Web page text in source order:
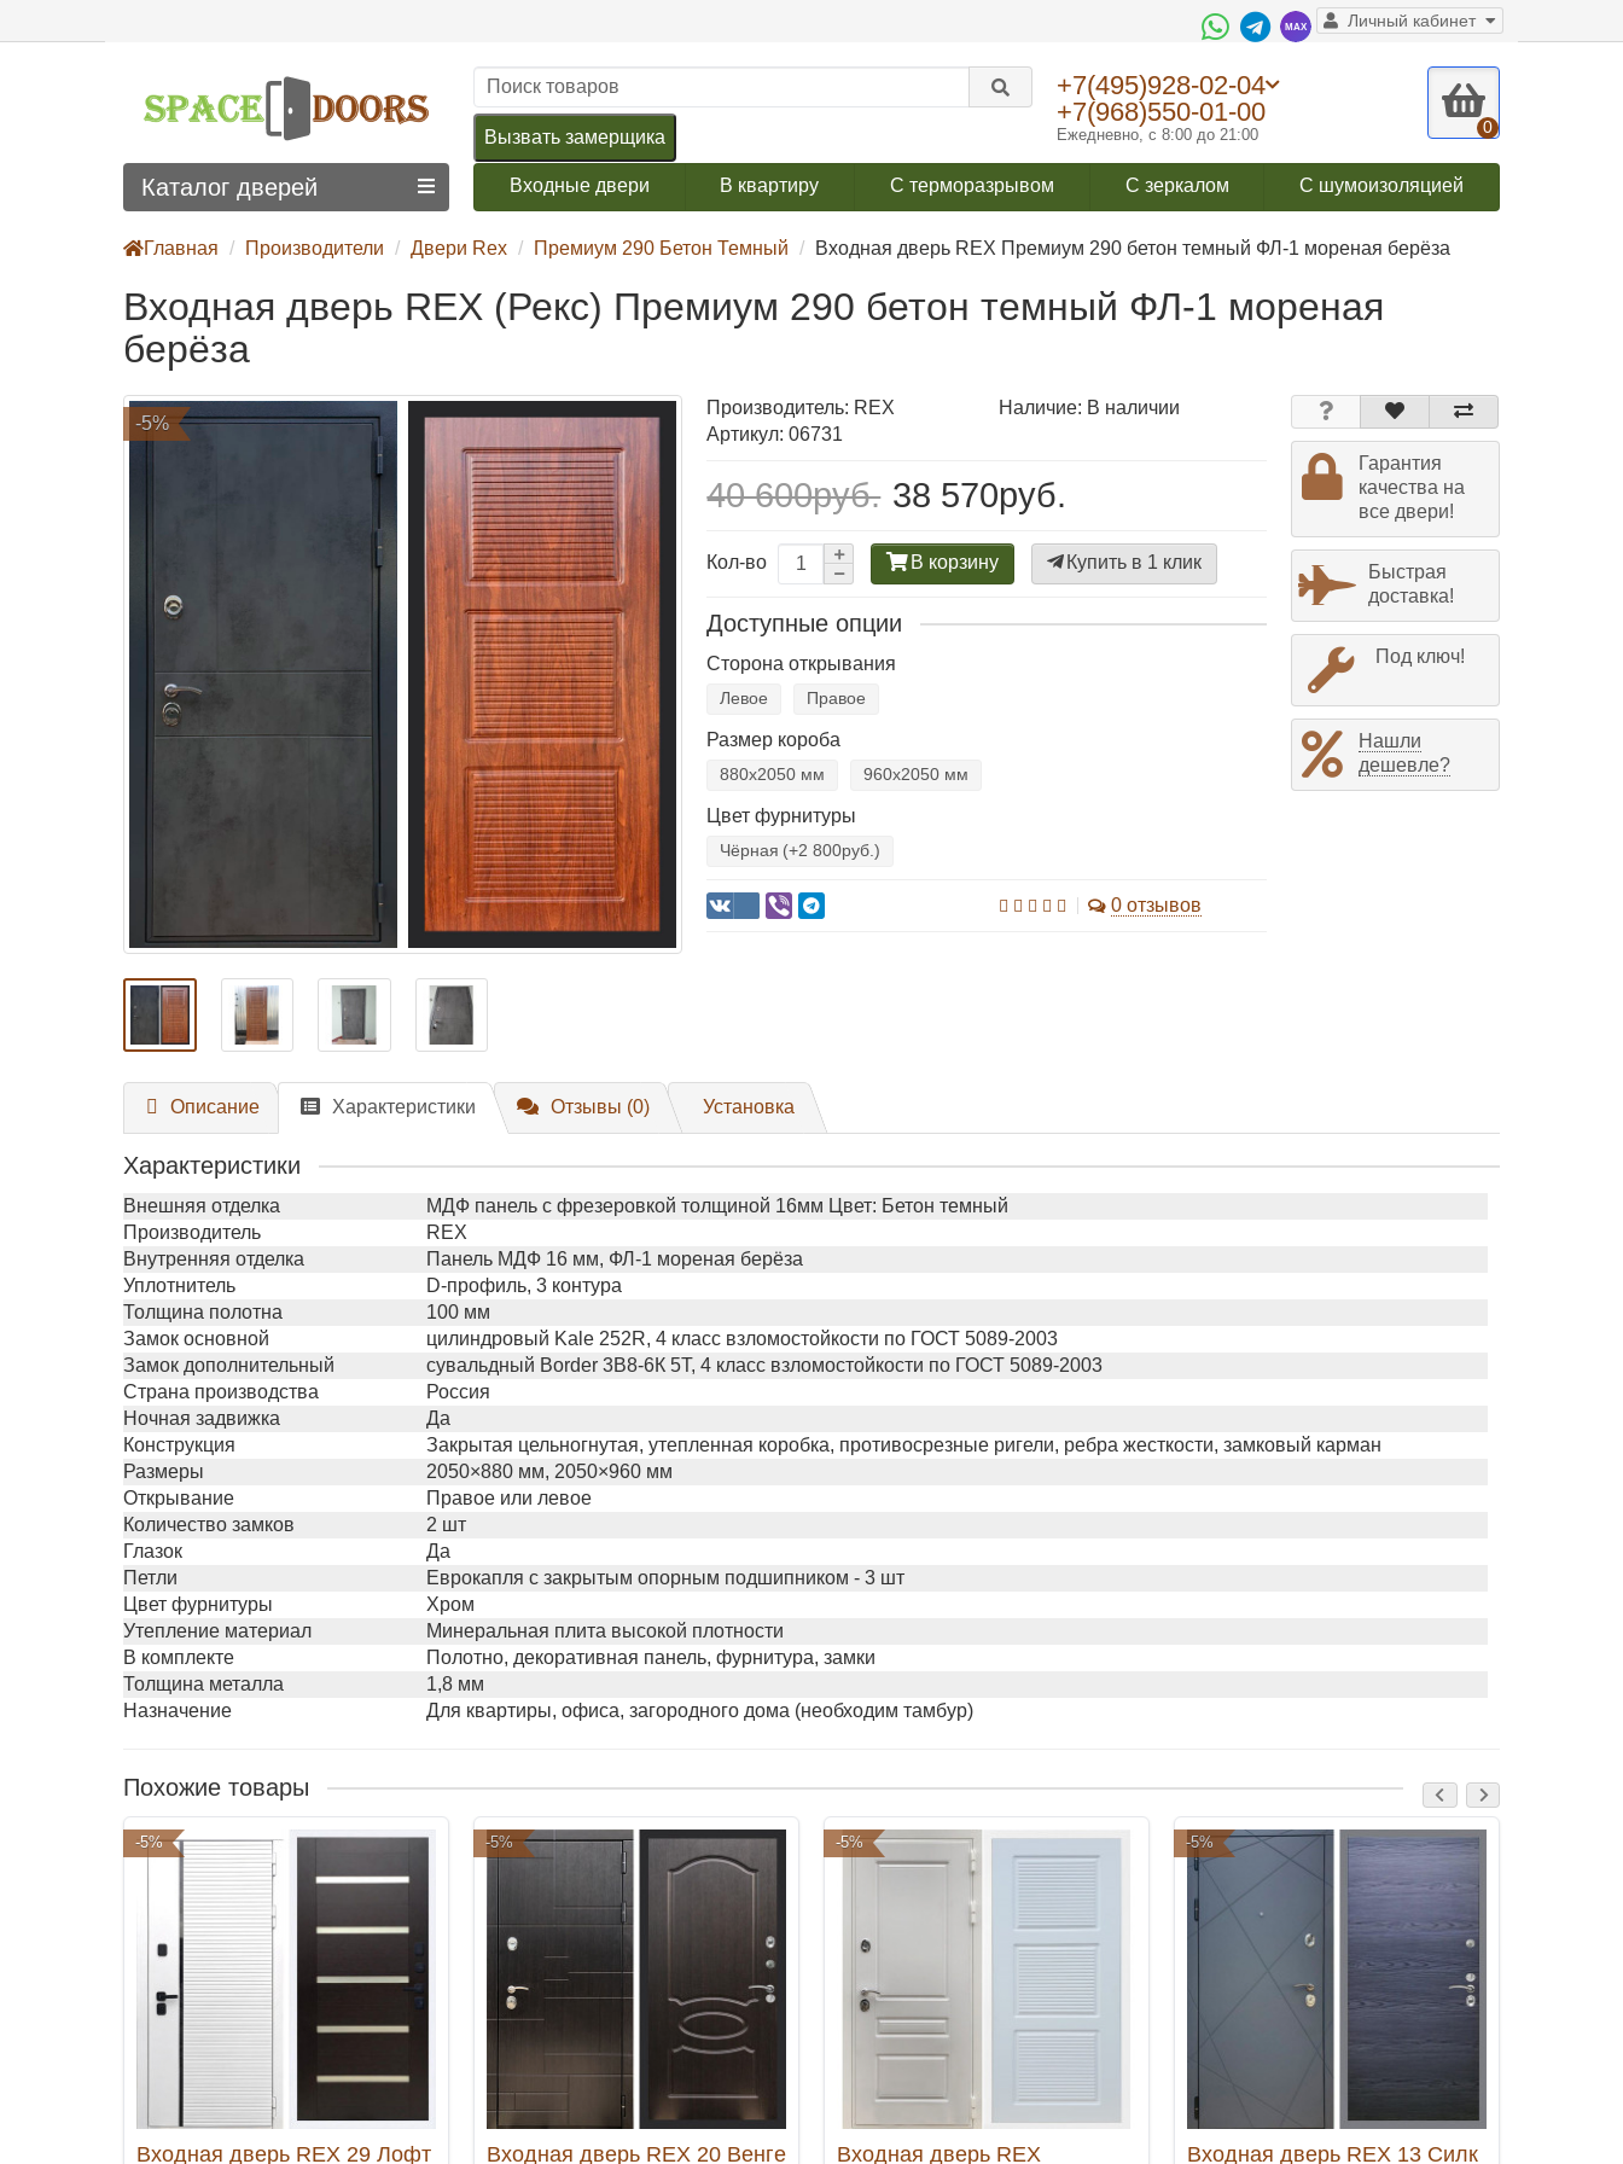
Личный кабинет
+7(495)928-02-04
+7(968)550-01-00
Ежедневно, с 8:00 до 21:00 0
Вызвать замерщика
Входные двери В квартиру С терморазрывом С зеркалом С шумоизоляцией
Каталог дверей
Главная Производители Двери Rex Премиум 290 Бетон Темный Входная дверь REX Премиум 290 бетон темный ФЛ-1 мореная берёза
Входная дверь REX (Рекс) Премиум 290 бетон темный ФЛ-1 мореная
берёза
-5%
Производитель: REX
Наличие: В наличии
Артикул: 06731
40 600руб. 38 570руб.
Кол-во В корзину Купить в 1 клик
Доступные опции
Сторона открывания
Левое Правое
Размер короба
880х2050 мм 960х2050 мм
Цвет фурнитуры
Чёрная (+2 800руб.)
0 отзывов
Гарантия
качества на
все двери!
Быстрая
доставка!
Под ключ!
Нашли
дешевле?
Описание Характеристики Отзывы (0) Установка
Характеристики
Внешняя отделка
МДФ панель с фрезеровкой толщиной 16мм Цвет: Бетон темный
Производитель
REX
Внутренняя отделка
Панель МДФ 16 мм, ФЛ-1 мореная берёза
Уплотнитель
D-профиль, 3 контура
Толщина полотна
100 мм
Замок основной
цилиндровый Kale 252R, 4 класс взломостойкости по ГОСТ 5089-2003
Замок дополнительный
сувальдный Border 3В8-6К 5Т, 4 класс взломостойкости по ГОСТ 5089-2003
Страна производства
Россия
Ночная задвижка
Да
Конструкция
Закрытая цельногнутая, утепленная коробка, противосрезные ригели, ребра жесткости, замковый карман
Размеры
2050×880 мм, 2050×960 мм
Открывание
Правое или левое
Количество замков
2 шт
Глазок
Да
Петли
Еврокапля с закрытым опорным подшипником - 3 шт
Цвет фурнитуры
Хром
Утепление материал
Минеральная плита высокой плотности
В комплекте
Полотно, декоративная панель, фурнитура, замки
Толщина металла
1,8 мм
Назначение
Для квартиры, офиса, загородного дома (необходим тамбур)
Похожие товары
-5%
Входная дверь REX 29 Лофт
-5%
Входная дверь REX 20 Венге
-5%
Входная дверь REX
-5%
Входная дверь REX 13 Силк